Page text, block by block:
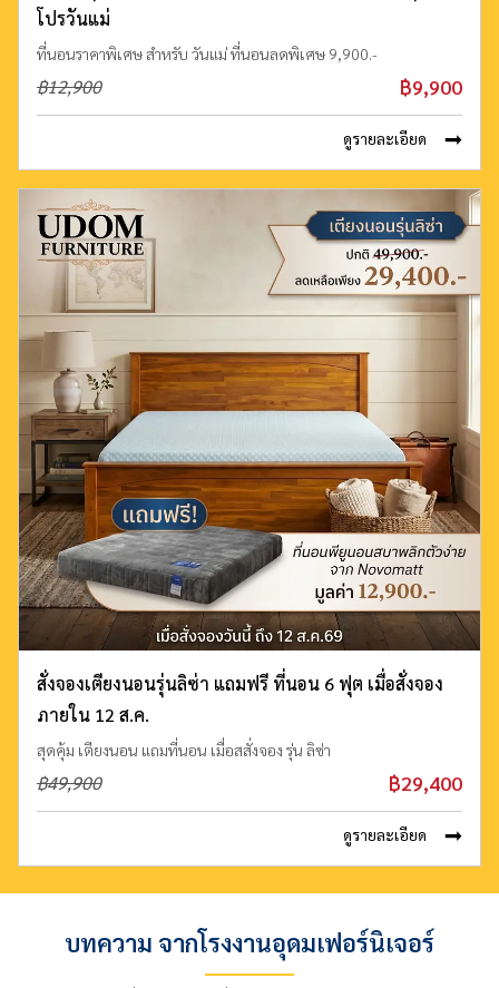
โปรวันแม่
ที่นอนราคาพิเศษ สำหรับ วันแม่ ที่นอนลดพิเศษ 9,900.-
฿9,900
฿12,900
ดูรายละเอียด
สั่งจองเตียงนอนรุ่นลิซ่า แถมฟรี ที่นอน 6 ฟุต เมื่อสั่งจอง
ภายใน 12 ส.ค.
สุดคุ้ม เตียงนอน แถมที่นอน เมื่อสสั่งจอง รุ่น ลิซ่า
฿29,400
฿49,900
ดูรายละเอียด
บทความ จากโรงงานอุดมเฟอร์นิเจอร์